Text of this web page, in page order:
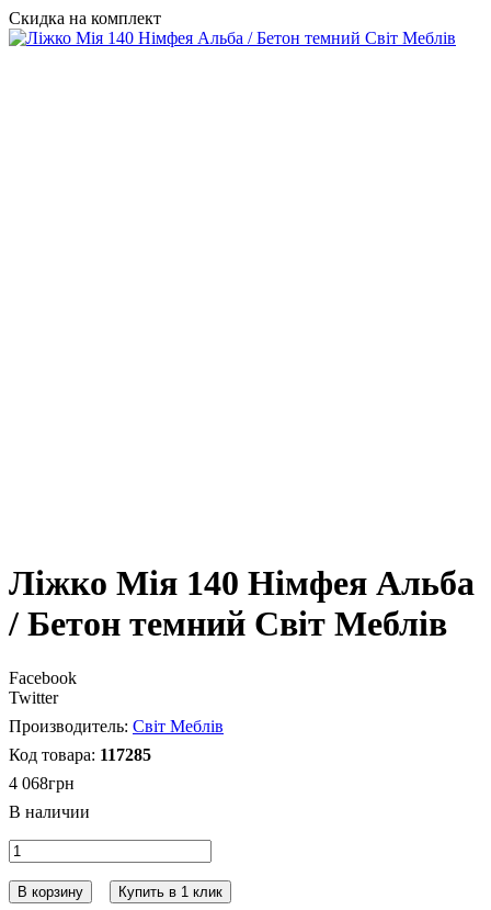
Скидка на комплект
Ліжко Мія 140 Німфея Альба
/ Бетон темний Світ Меблів
Facebook
Twitter
Світ Меблів
117285
4 068грн
В корзину Купить в 1 клик